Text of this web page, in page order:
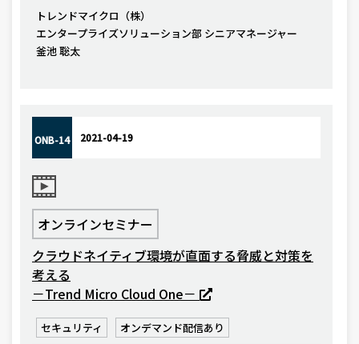
トレンドマイクロ（株）
エンタープライズソリューション部 シニアマネージャー
釜池 聡太
ONB-14 2021-04-19
オンラインセミナー
クラウドネイティブ環境が直面する脅威と対策を
考える
－Trend Micro Cloud One－
セキュリティ オンデマンド配信あり